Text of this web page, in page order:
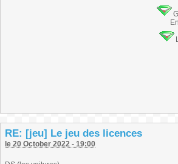
RE: [jeu] Le jeu des licences
le 20 October 2022 - 19:00